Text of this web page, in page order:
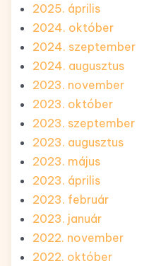
2025. április
2024. október
2024. szeptember
2024. augusztus
2023. november
2023. október
2023. szeptember
2023. augusztus
2023. május
2023. április
2023. február
2023. január
2022. november
2022. október